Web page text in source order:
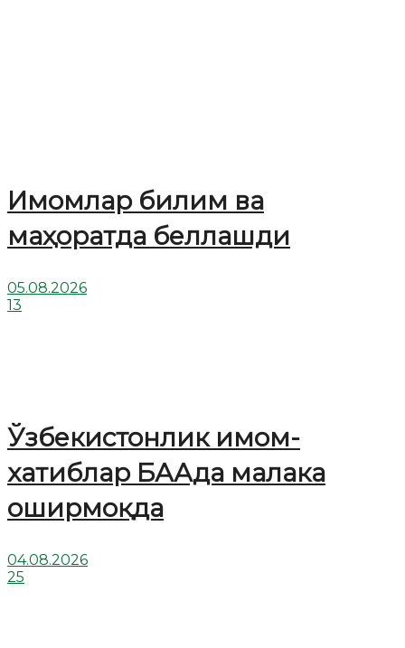
Имомлар билим ва
маҳоратда беллашди
05.08.2026
13
Ўзбекистонлик имом-
хатиблар БААда малака
оширмоқда
04.08.2026
25